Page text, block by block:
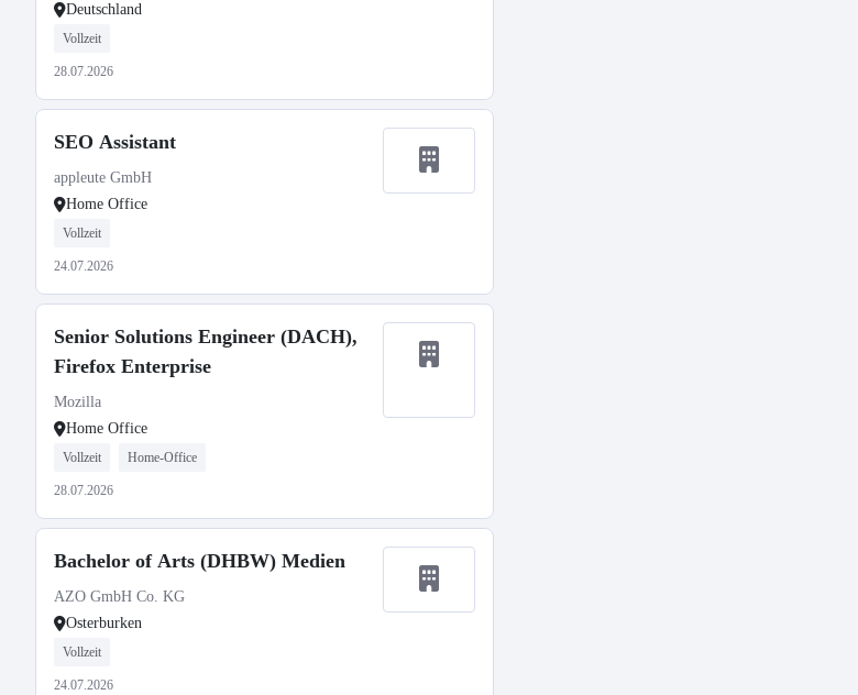
Deutschland
Vollzeit
28.07.2026
SEO Assistant
appleute GmbH
Home Office
Vollzeit
24.07.2026
Senior Solutions Engineer (DACH),
Firefox Enterprise
Mozilla
Home Office
Vollzeit Home-Office
28.07.2026
Bachelor of Arts (DHBW) Medien
AZO GmbH Co. KG
Osterburken
Vollzeit
24.07.2026